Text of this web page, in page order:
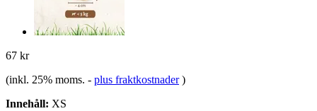
67 kr
(inkl. 25% moms. - plus fraktkostnader )
Innehåll: XS